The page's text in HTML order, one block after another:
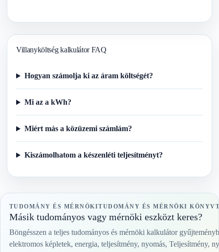
Villanyköltség kalkulátor FAQ
Hogyan számolja ki az áram költségét?
Mi az a kWh?
Miért más a közüzemi számlám?
Kiszámolhatom a készenléti teljesítményt?
TUDOMÁNY ÉS MÉRNÖKITUDOMÁNY ÉS MÉRNÖKI
Másik tudományos vagy mérnöki eszközt keres?
Böngésszen a teljes tudományos és mérnöki kalkulátor
elektromos képletek, energia, teljesítmény, nyomás, Teljesítmény,